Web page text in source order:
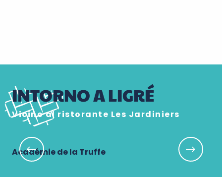
INTORNO A LIGRÉ
Vicino al ristorante Les Jardiniers
Académie de la Truffe